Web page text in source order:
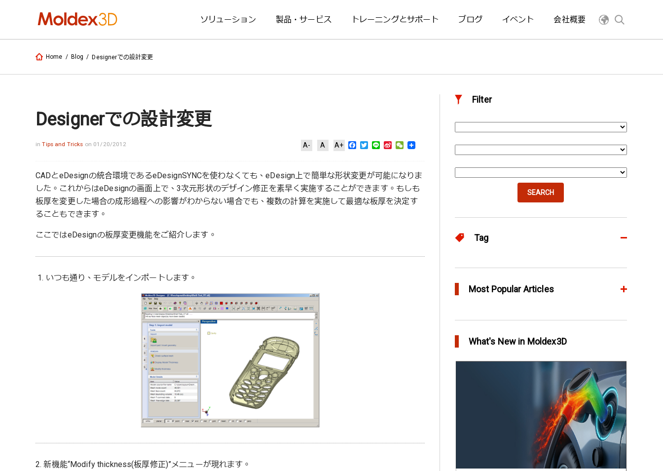
ソリューション 製品・サービス トレーニングとサポート ブログ イベント 会社概要
Home / Blog / Designerでの設計変更
Designerでの設計変更
inTips and Tricks on 01/20/2012 A- A A+ Facebook
Twitter
LineSinaWeChat
CADとeDesignの統合環境であるeDesignSYNCを使わなくても、eDesign上で簡単な形状変更が可能になりま
した。これからはeDesignの画面上で、3次元形状のデザイン修正を素早く実施することができます。もしも
板厚を変更した場合の成形過程への影響がわからない場合でも、複数の計算を実施して最適な板厚を決定す
ることもできます。
ここではeDesignの板厚変更機能をご紹介します。
1. いつも通り、モデルをインポートします。
2. 新機能“Modify thickness(板厚修正)”メニューが現れます。
Filter
SEARCH
Tag
eDesign 52
Warp
Most Popular Articles
in Top Story
欧州最大手の自動車部品パーツメーカー
Faurecia社の製品設計最適化プロジェクト－
YUDO、ホットランナーシステム成形開発のデザ
イン検証および最適化にMoldex3Dの統合を実現
What's New in Moldex3D